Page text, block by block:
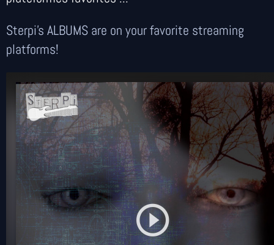
Sterpi's ALBUMS are on your favorite streaming
platforms!